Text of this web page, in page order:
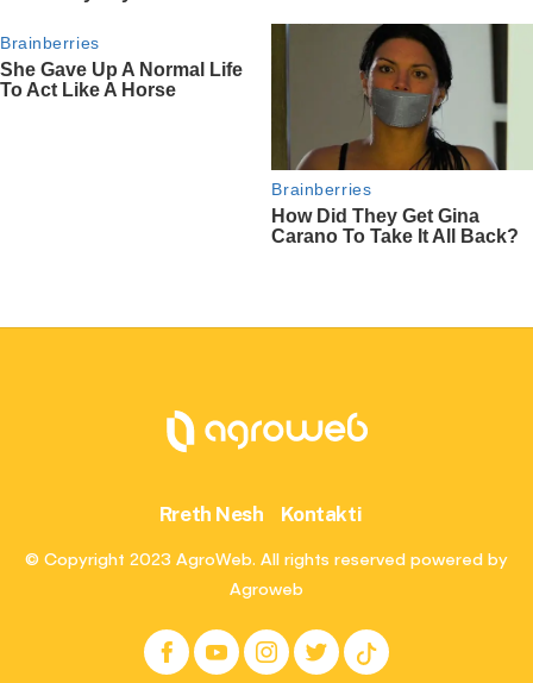
Rreth Nesh Kontakti
© Copyright 2023 AgroWeb. All rights reserved powered by
Agroweb